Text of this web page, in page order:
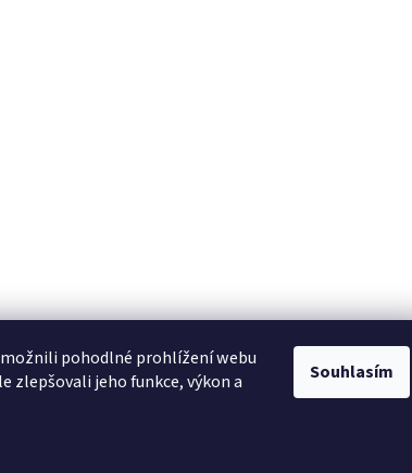
pohodlné prohlížení webu
zlepšovali jeho funkce, výkon a
Souhlasím